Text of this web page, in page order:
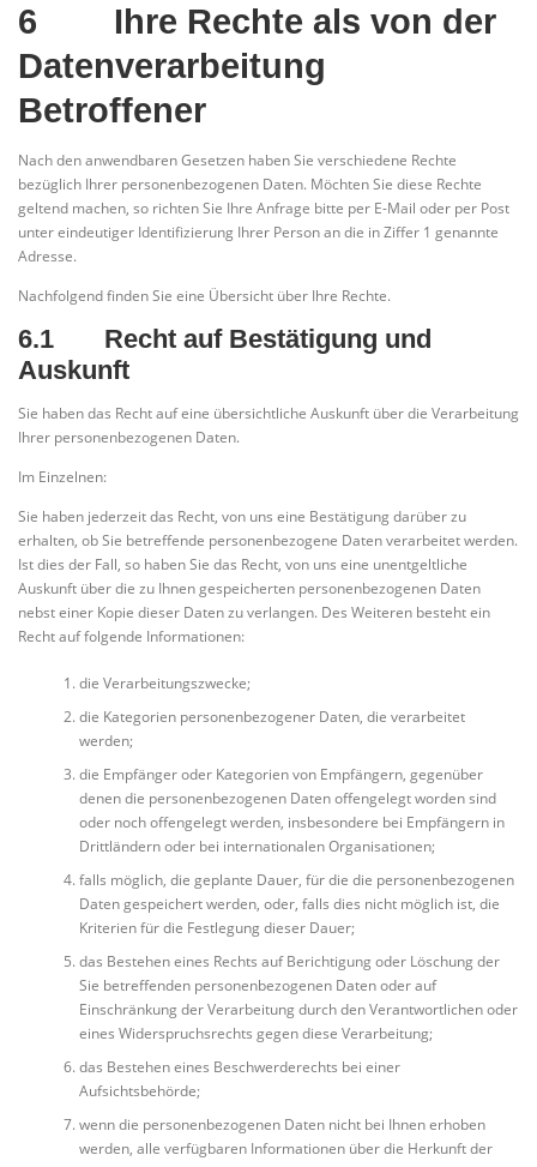
6 Ihre Rechte als von der
Datenverarbeitung
Betroffener
Nach den anwendbaren Gesetzen haben Sie verschiedene Rechte
bezüglich Ihrer personenbezogenen Daten. Möchten Sie diese Rechte
geltend machen, so richten Sie Ihre Anfrage bitte per E-Mail oder per Post
unter eindeutiger Identifizierung Ihrer Person an die in Ziffer 1 genannte
Adresse.
Nachfolgend finden Sie eine Übersicht über Ihre Rechte.
6.1 Recht auf Bestätigung und
Auskunft
Sie haben das Recht auf eine übersichtliche Auskunft über die Verarbeitung
Ihrer personenbezogenen Daten.
Im Einzelnen:
Sie haben jederzeit das Recht, von uns eine Bestätigung darüber zu
erhalten, ob Sie betreffende personenbezogene Daten verarbeitet werden.
Ist dies der Fall, so haben Sie das Recht, von uns eine unentgeltliche
Auskunft über die zu Ihnen gespeicherten personenbezogenen Daten
nebst einer Kopie dieser Daten zu verlangen. Des Weiteren besteht ein
Recht auf folgende Informationen:
die Verarbeitungszwecke;
die Kategorien personenbezogener Daten, die verarbeitet
werden;
die Empfänger oder Kategorien von Empfängern, gegenüber
denen die personenbezogenen Daten offengelegt worden sind
oder noch offengelegt werden, insbesondere bei Empfängern in
Drittländern oder bei internationalen Organisationen;
falls möglich, die geplante Dauer, für die die personenbezogenen
Daten gespeichert werden, oder, falls dies nicht möglich ist, die
Kriterien für die Festlegung dieser Dauer;
das Bestehen eines Rechts auf Berichtigung oder Löschung der
Sie betreffenden personenbezogenen Daten oder auf
Einschränkung der Verarbeitung durch den Verantwortlichen oder
eines Widerspruchsrechts gegen diese Verarbeitung;
das Bestehen eines Beschwerderechts bei einer
Aufsichtsbehörde;
wenn die personenbezogenen Daten nicht bei Ihnen erhoben
werden, alle verfügbaren Informationen über die Herkunft der